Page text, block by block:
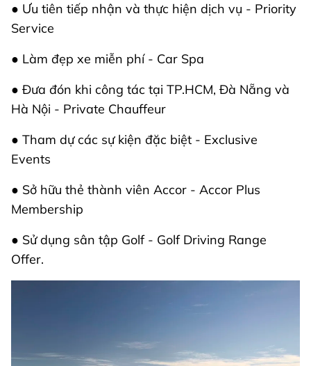
● Ưu tiên tiếp nhận và thực hiện dịch vụ - Priority
Service
● Làm đẹp xe miễn phí - Car Spa
● Đưa đón khi công tác tại TP.HCM, Đà Nẵng và
Hà Nội - Private Chauffeur
● Tham dự các sự kiện đặc biệt - Exclusive
Events
● Sở hữu thẻ thành viên Accor - Accor Plus
Membership
● Sử dụng sân tập Golf - Golf Driving Range
Offer.